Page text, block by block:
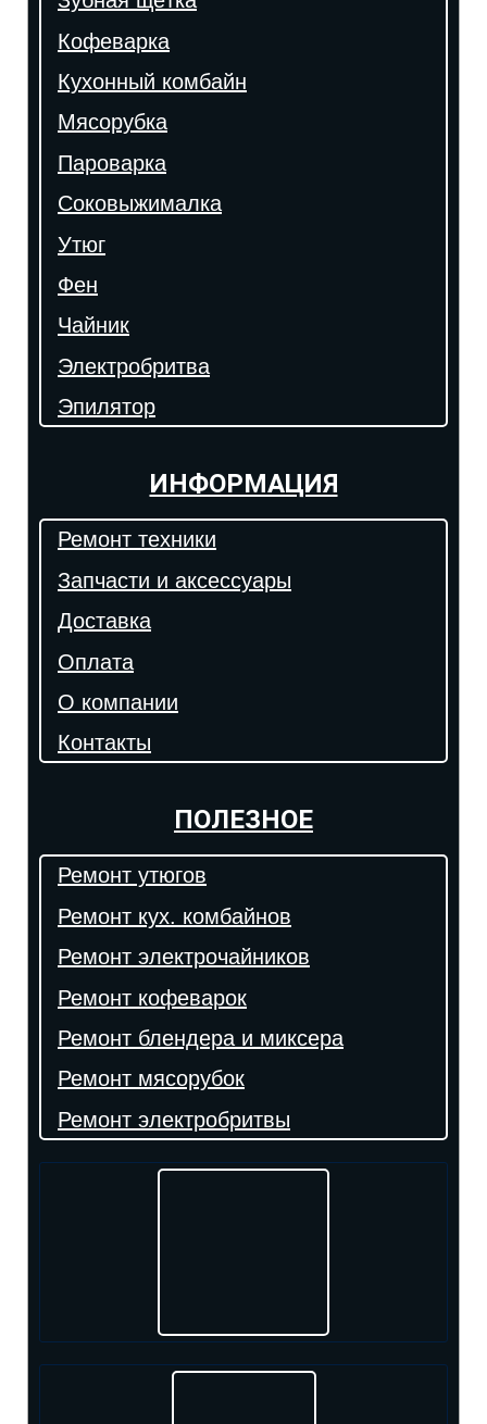
Кофеварка
Кухонный комбайн
Мясорубка
Пароварка
Соковыжималка
Утюг
Фен
Чайник
Электробритва
Эпилятор
ИНФОРМАЦИЯ
Ремонт техники
Запчасти и аксессуары
Доставка
Оплата
О компании
Контакты
ПОЛЕЗНОЕ
Ремонт утюгов
Ремонт кух. комбайнов
Ремонт электрочайников
Ремонт кофеварок
Ремонт блендера и миксера
Ремонт мясорубок
Ремонт электробритвы